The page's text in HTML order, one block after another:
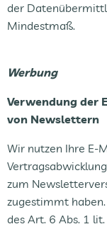
der
Mindestmaß.
Werbung
Verwendung der
von Newslettern
Wir nutzen Ihre E-
zum
zugestimmt
des Art. 6 Abs. 1